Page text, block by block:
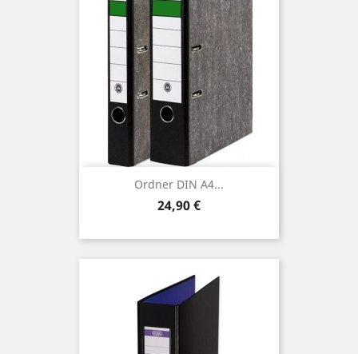
Ordner DIN A4...
Preis
24,90 €